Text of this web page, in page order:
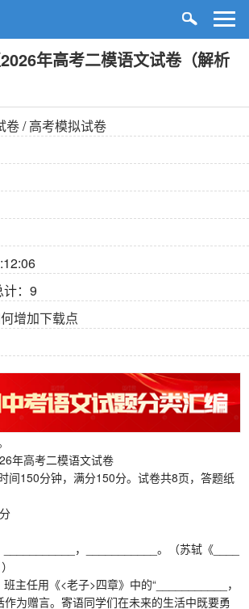
年高考二模语文试卷（解析
卷/高考模拟试卷
：9
增加下载点
高考二模语文试卷
150分钟，满分150分。试卷共8页，答题纸
，___________。（苏轼《____
任用《<老子>四章》中的“___________，
作为赠言。寄语同学们在未来的生活中既要勇